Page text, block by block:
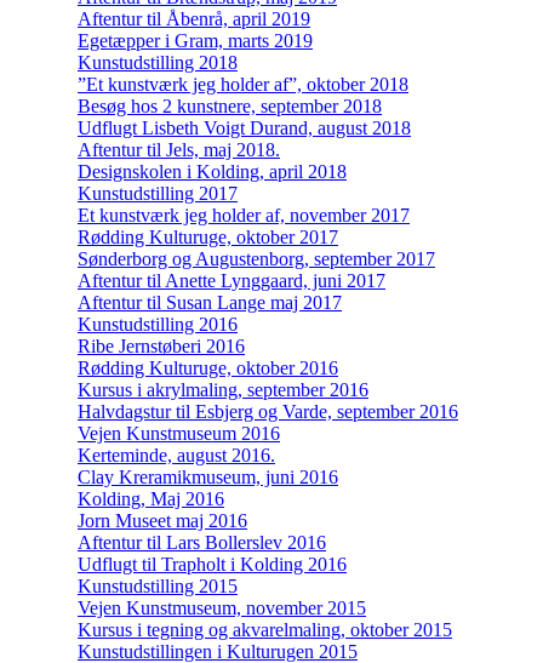
Aftentur til Åbenrå, april 2019
Egetæpper i Gram, marts 2019
Kunstudstilling 2018
”Et kunstværk jeg holder af”, oktober 2018
Besøg hos 2 kunstnere, september 2018
Udflugt Lisbeth Voigt Durand, august 2018
Aftentur til Jels, maj 2018.
Designskolen i Kolding, april 2018
Kunstudstilling 2017
Et kunstværk jeg holder af, november 2017
Rødding Kulturuge, oktober 2017
Sønderborg og Augustenborg, september 2017
Aftentur til Anette Lynggaard, juni 2017
Aftentur til Susan Lange maj 2017
Kunstudstilling 2016
Ribe Jernstøberi 2016
Rødding Kulturuge, oktober 2016
Kursus i akrylmaling, september 2016
Halvdagstur til Esbjerg og Varde, september 2016
Vejen Kunstmuseum 2016
Kerteminde, august 2016.
Clay Kreramikmuseum, juni 2016
Kolding, Maj 2016
Jorn Museet maj 2016
Aftentur til Lars Bollerslev 2016
Udflugt til Trapholt i Kolding 2016
Kunstudstilling 2015
Vejen Kunstmuseum, november 2015
Kursus i tegning og akvarelmaling, oktober 2015
Kunstudstillingen i Kulturugen 2015